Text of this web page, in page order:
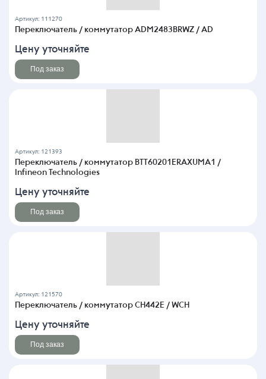
Артикул: 111270
Переключатель / коммутатор ADM2483BRWZ / AD
Цену уточняйте
Под заказ
Артикул: 121393
Переключатель / коммутатор BTT60201ERAXUMA1 /
Infineon Technologies
Цену уточняйте
Под заказ
Артикул: 121570
Переключатель / коммутатор CH442E / WCH
Цену уточняйте
Под заказ